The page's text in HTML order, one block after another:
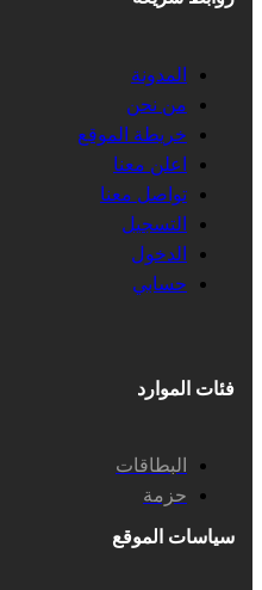
المدونة
من نحن
خريطة الموقع
اعلن معنا
تواصل معنا
التسجيل
الدخول
حسابي
فئات الموارد
البطاقات
حزمة
سياسات الموقع